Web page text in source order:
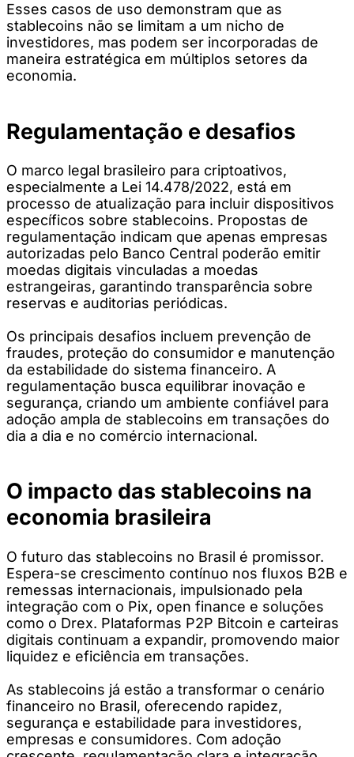
Esses casos de uso demonstram que as
stablecoins não se limitam a um nicho de
investidores, mas podem ser incorporadas de
maneira estratégica em múltiplos setores da
economia.
Regulamentação e desafios
O marco legal brasileiro para criptoativos,
especialmente a Lei 14.478/2022, está em
processo de atualização para incluir dispositivos
específicos sobre stablecoins. Propostas de
regulamentação indicam que apenas empresas
autorizadas pelo Banco Central poderão emitir
moedas digitais vinculadas a moedas
estrangeiras, garantindo transparência sobre
reservas e auditorias periódicas.
Os principais desafios incluem prevenção de
fraudes, proteção do consumidor e manutenção
da estabilidade do sistema financeiro. A
regulamentação busca equilibrar inovação e
segurança, criando um ambiente confiável para
adoção ampla de stablecoins em transações do
dia a dia e no comércio internacional.
O impacto das stablecoins na
economia brasileira
O futuro das stablecoins no Brasil é promissor.
Espera-se crescimento contínuo nos fluxos B2B e
remessas internacionais, impulsionado pela
integração com o Pix, open finance e soluções
como o Drex. Plataformas P2P Bitcoin e carteiras
digitais continuam a expandir, promovendo maior
liquidez e eficiência em transações.
As stablecoins já estão a transformar o cenário
financeiro no Brasil, oferecendo rapidez,
segurança e estabilidade para investidores,
empresas e consumidores. Com adoção